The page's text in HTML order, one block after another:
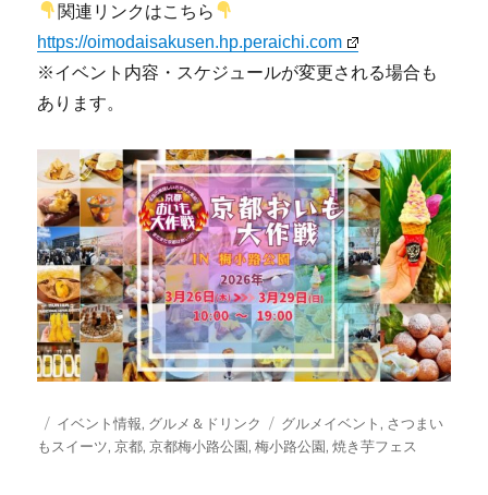
関連リンクはこちら
https://oimodaisakusen.hp.peraichi.com
※イベント内容・スケジュールが変更される場合も
あります。
投
稿
カ
テ
イベント情報, グルメ＆ドリンク
タ
グ
グルメイベント , さつまい
もスイーツ,京都,京都梅小路公園,梅小路公園,焼き芋フェス